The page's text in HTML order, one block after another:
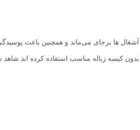
آشغال ها برجای می‌ماند و همچنین باعث
بدون کیسه زباله مناسب استفاده کرده